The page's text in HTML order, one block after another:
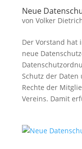
Neue
von Volker
Der Vorstand hat
neue
Schutz der
Rechte der
Vereins. Damit